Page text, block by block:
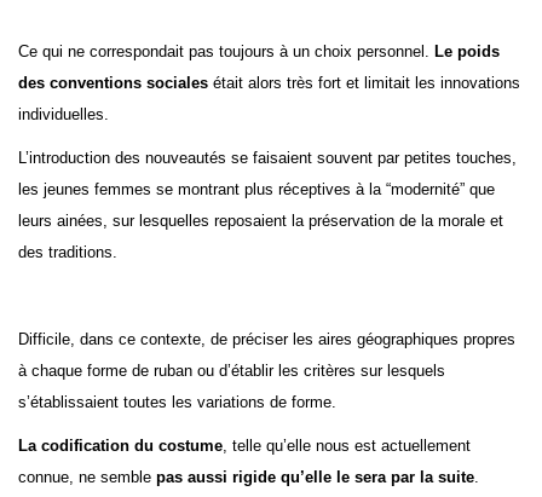
Ce qui ne correspondait pas toujours à un choix personnel. Le poids
des conventions sociales était alors très fort et limitait les innovations
individuelles.
L’introduction des nouveautés se faisaient souvent par petites touches,
les jeunes femmes se montrant plus réceptives à la “modernité” que
leurs ainées, sur lesquelles reposaient la préservation de la morale et
des traditions.
Difficile, dans ce contexte, de préciser les aires géographiques propres
à chaque forme de ruban ou d’établir les critères sur lesquels
s’établissaient toutes les variations de forme.
La codification du costume , telle qu’elle nous est actuellement
connue, ne semble pas aussi rigide qu’elle le sera par la suite